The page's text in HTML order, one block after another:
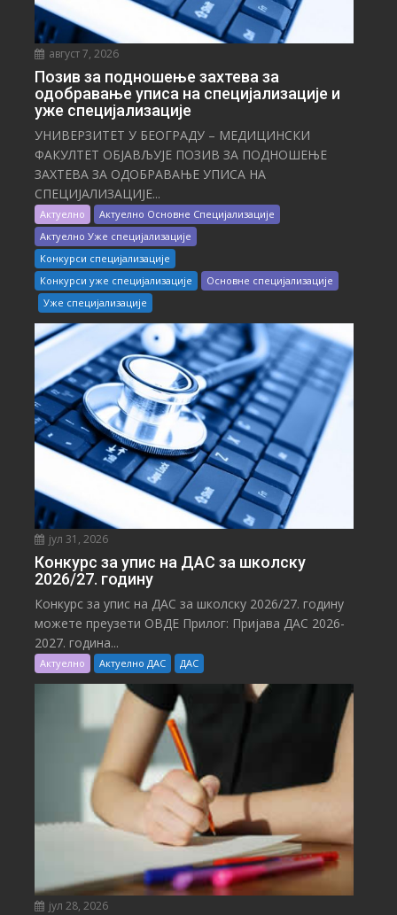
август 7, 2026
Позив за подношење захтева за
одобравање уписа на специјализације и
уже специјализације
УНИВЕРЗИТЕТ У БЕОГРАДУ – МЕДИЦИНСКИ
ФАКУЛТЕТ ОБЈАВЉУЈЕ ПОЗИВ ЗА ПОДНОШЕЊЕ
ЗАХТЕВА ЗА ОДОБРАВАЊЕ УПИСА НА
СПЕЦИЈАЛИЗАЦИЈЕ...
Актуелно
Актуелно Основне Специјализације
Актуелно Уже специјализације
Конкурси специјализације
Конкурси уже специјализације
Основне специјализације
Уже специјализације
јул 31, 2026
Конкурс за упис на ДАС за школску
2026/27. годину
Конкурс за упис на ДАС за школску 2026/27. годину
можете преузети ОВДЕ Прилог: Пријава ДАС 2026-
2027. година...
Актуелно Актуелно ДАС ДАС
јул 28, 2026